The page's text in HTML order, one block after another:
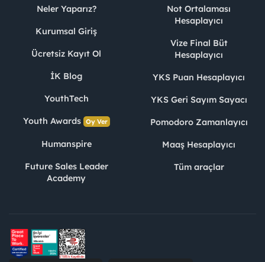
Neler Yaparız?
Kurumsal Giriş
Ücretsiz Kayıt Ol
İK Blog
YouthTech
Youth Awards Oy Ver
Humanspire
Future Sales Leader
Academy
Not Ortalaması
Hesaplayıcı
Vize Final Büt
Hesaplayıcı
YKS Puan Hesaplayıcı
YKS Geri Sayım Sayacı
Pomodoro Zamanlayıcı
Maaş Hesaplayıcı
Tüm araçlar